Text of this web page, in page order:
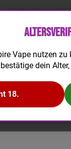
100 TREUEPUNKTE
E-LIQUID
Vape nutzen
dein
18.